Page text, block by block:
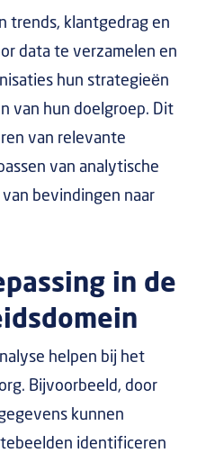
trends, klantgedrag en
data te verzamelen en
hun strategieën
van hun doelgroep. Dit
van relevante
van analytische
bevindingen naar
in de
helpen bij het
Bijvoorbeeld, door
kunnen
identificeren